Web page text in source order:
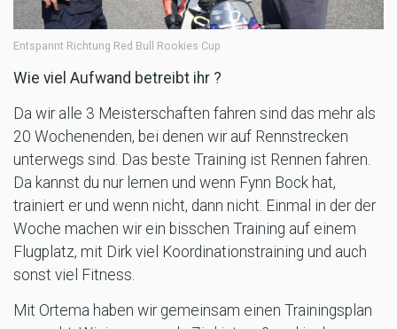
Entspannt Richtung Red Bull Rookies Cup
Wie viel Aufwand betreibt ihr ?
Da wir alle 3 Meisterschaften fahren sind das mehr als
20 Wochenenden, bei denen wir auf Rennstrecken
unterwegs sind. Das beste Training ist Rennen fahren.
Da kannst du nur lernen und wenn Fynn Bock hat,
trainiert er und wenn nicht, dann nicht. Einmal in der der
Woche machen wir ein bisschen Training auf einem
Flugplatz, mit Dirk viel Koordinationstraining und auch
sonst viel Fitness.
Mit Ortema haben wir gemeinsam einen Trainingsplan